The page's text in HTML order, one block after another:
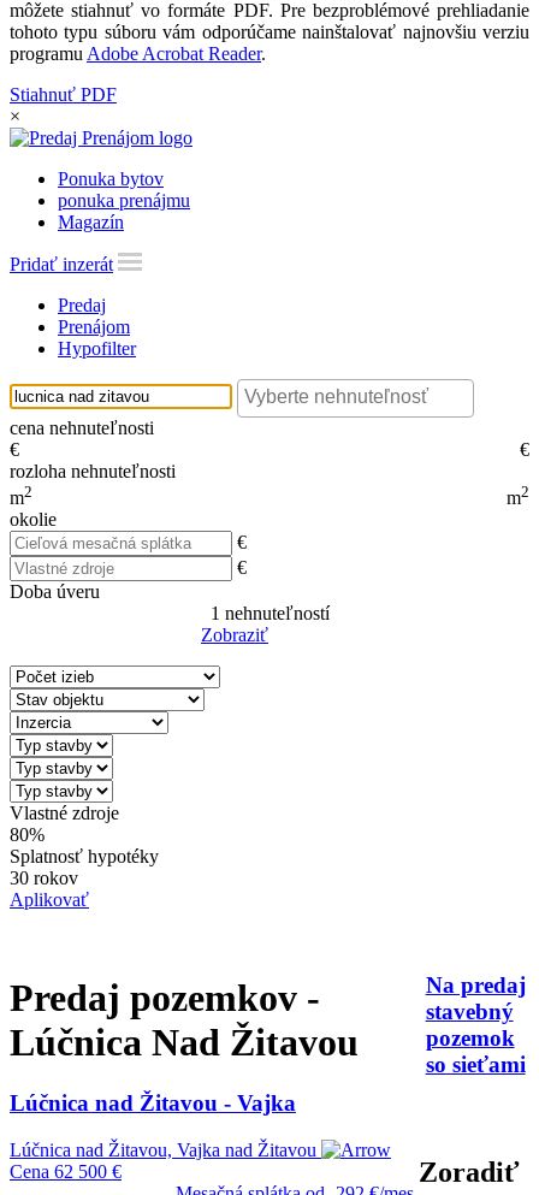
môžete stiahnuť vo formáte PDF. Pre bezproblémové prehliadanie
tohoto typu súboru vám odporúčame nainštalovať najnovšiu verziu
programu Adobe Acrobat Reader.
Stiahnuť PDF
×
Ponuka bytov
ponuka prenájmu
Magazín
Pridať inzerát
Predaj
Prenájom
Hypofilter
cena nehnuteľnosti
€
€
rozloha nehnuteľnosti
m2 m2
okolie
€
€
Doba úveru
1 nehnuteľností
Zobraziť
Vlastné zdroje
80%
Splatnosť hypotéky
30 rokov
Aplikovať
Predaj pozemkov -
Lúčnica Nad Žitavou
Zoradiť
Na predaj
stavebný
pozemok
so sieťami
Lúčnica nad Žitavou - Vajka
Lúčnica nad Žitavou, Vajka nad Žitavou
Cena 62 500 €